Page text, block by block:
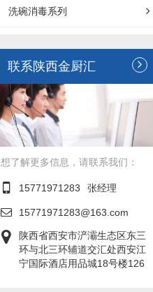
洗碗消毒系列
联系陕西金厨汇
想了解更多信息，请联系我们：
15771971283 张经理
15771971283@163.com
陕西省西安市浐灞生态区东三
环与北三环辅道交汇处西安江
宁国际酒店用品城18号楼126